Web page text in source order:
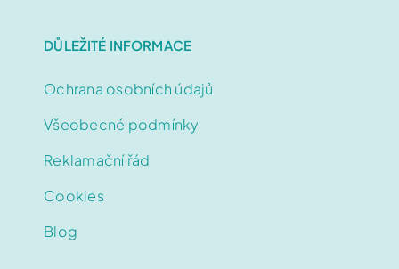
DŮLEŽITÉ INFORMACE
Ochrana osobních údajů
Všeobecné podmínky
Reklamační řád
Cookies
Blog
Čištění sedaček
Čištění běžných koberců